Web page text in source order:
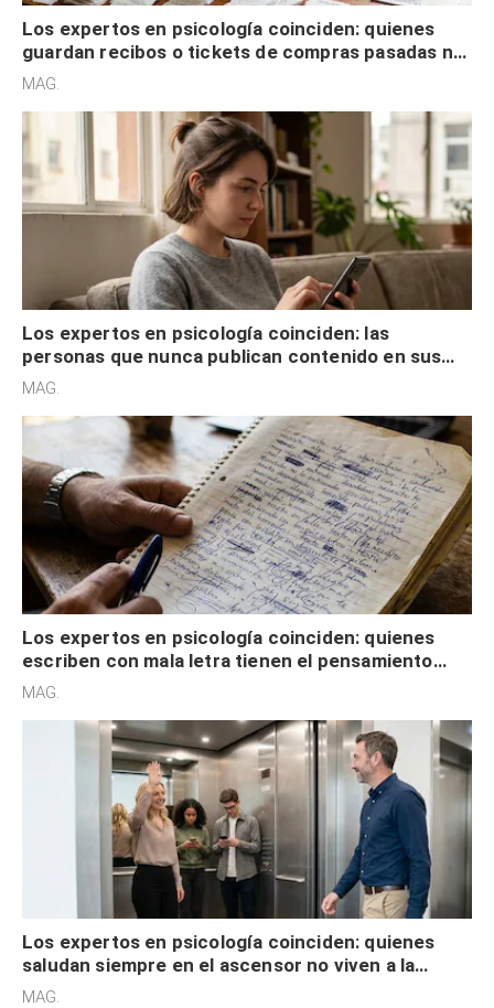
Los expertos en psicología coinciden: quienes
guardan recibos o tickets de compras pasadas no
son acumuladores, sino que tienen necesidad de
MAG.
Los expertos en psicología coinciden: las
personas que nunca publican contenido en sus
redes sociales no pretenden buscar validación
MAG.
Los expertos en psicología coinciden: quienes
escriben con mala letra tienen el pensamiento
acelerado y no lo hacen por desinterés
MAG.
Los expertos en psicología coinciden: quienes
saludan siempre en el ascensor no viven a la
defensiva y tienen apertura social
MAG.